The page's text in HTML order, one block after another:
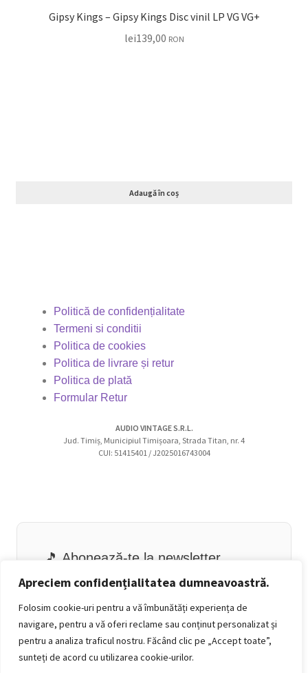
Apreciem confidențialitatea dumneavoastră.
Folosim cookie-uri pentru a vă îmbunătăți experiența de
navigare, pentru a vă oferi reclame sau conținut personalizat și
pentru a analiza traficul nostru. Făcând clic pe „Accept toate”,
sunteți de acord cu utilizarea cookie-urilor.
Gipsy Kings – Gipsy Kings Disc vinil LP VG VG+
lei139,00 RON
Adaugă în coș
Politică de confidențialitate
Termeni si conditii
Politica de cookies
Politica de livrare și retur
Politica de plată
Formular Retur
AUDIO VINTAGE S.R.L.
Jud. Timiș, Municipiul Timișoara, Strada Titan, nr. 4
CUI: 51415401 / J2025016743004
🎵 Abonează-te la newsletter
Email